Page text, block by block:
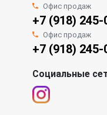
Офис продаж
+7 (918) 245-
Офис продаж
+7 (918) 245-
Социальные